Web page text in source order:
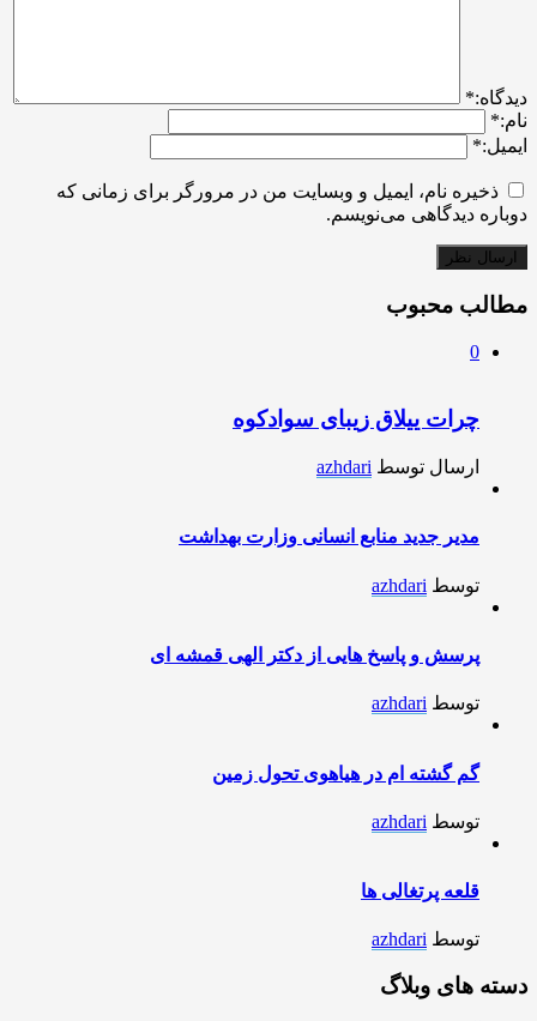
ديدگاه:*
نام:*
ایمیل:*
ذخیره نام، ایمیل و وبسایت من در مرورگر برای زمانی که
دوباره دیدگاهی می‌نویسم.
مطالب محبوب
0
چرات ییلاق زیبای سوادکوه
ارسال توسط azhdari
مدیر جدید منابع انسانی وزارت بهداشت
توسط azhdari
پرسش و پاسخ هایی از دکتر الهی قمشه ای
توسط azhdari
گم گشته ام در هیاهوی تحول زمین
توسط azhdari
قلعه پرتغالی ها
توسط azhdari
دسته های وبلاگ